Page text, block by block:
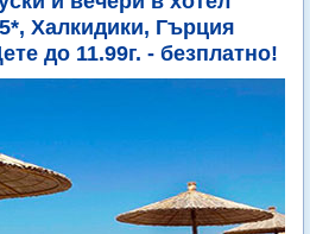
Халкидики, Гърция
до 11.99г. - безплатно!